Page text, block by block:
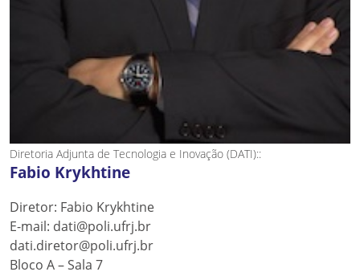
Diretoria Adjunta de Tecnologia e Inovação (DATI)::
Fabio Krykhtine
Diretor: Fabio Krykhtine
E-mail: dati@poli.ufrj.br
dati.diretor@poli.ufrj.br
Bloco A – Sala 7